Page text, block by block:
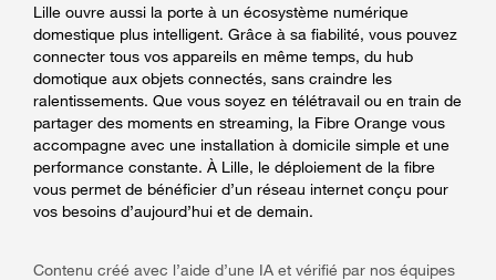
Lille ouvre aussi la porte à un écosystème numérique
domestique plus intelligent. Grâce à sa fiabilité, vous pouvez
connecter tous vos appareils en même temps, du hub
domotique aux objets connectés, sans craindre les
ralentissements. Que vous soyez en télétravail ou en train de
partager des moments en streaming, la Fibre Orange vous
accompagne avec une installation à domicile simple et une
performance constante. À Lille, le déploiement de la fibre
vous permet de bénéficier d’un réseau internet conçu pour
vos besoins d’aujourd’hui et de demain.
Contenu créé avec l’aide d’une IA et vérifié par nos équipes